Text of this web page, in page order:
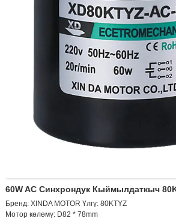
60W AC Синхрондук Кыймылдаткыч
Бренд: XINDA MOTOR Үлгү: 80KTYZ
Мотор көлөмү: D82 * 78mm